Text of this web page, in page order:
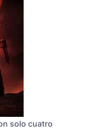
solo cuatro